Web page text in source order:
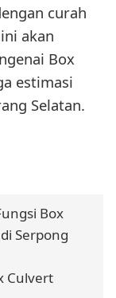
curah
akan
Box
estimasi
Selatan.
Box
Serpong
Culvert